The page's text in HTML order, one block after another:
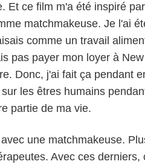
Et ce film m'a été inspiré
matchmakeuse. Je l'ai
comme un travail
pas payer mon loyer à
Donc, j'ai fait ça pendant
les êtres humains
partie de ma vie.
une matchmakeuse.
Avec ces derniers,